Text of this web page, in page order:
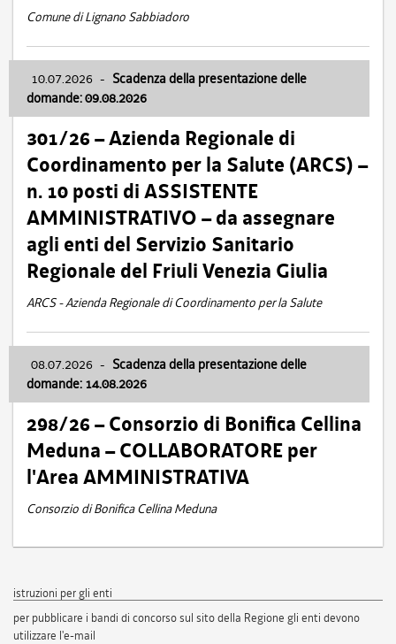
Comune di Lignano Sabbiadoro
10.07.2026 - Scadenza della presentazione delle
domande: 09.08.2026
301/26 – Azienda Regionale di
Coordinamento per la Salute (ARCS) –
n. 10 posti di ASSISTENTE
AMMINISTRATIVO – da assegnare
agli enti del Servizio Sanitario
Regionale del Friuli Venezia Giulia
ARCS - Azienda Regionale di Coordinamento per la Salute
08.07.2026 - Scadenza della presentazione delle
domande: 14.08.2026
298/26 – Consorzio di Bonifica Cellina
Meduna – COLLABORATORE per
l'Area AMMINISTRATIVA
Consorzio di Bonifica Cellina Meduna
istruzioni per gli enti
per pubblicare i bandi di concorso sul sito della Regione gli enti devono
utilizzare l'e-mail